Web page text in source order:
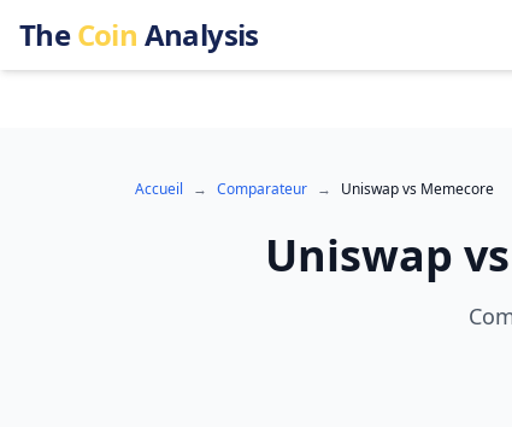
TheCoin Analysis
Accueil → Comparateur → Uniswapvs Memecore
Uniswap vs